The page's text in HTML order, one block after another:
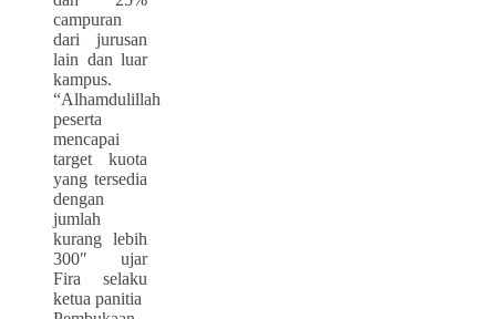
campuran
dari jurusan
lain dan luar
kampus.
“Alhamdulillah
peserta
mencapai
target kuota
yang tersedia
dengan
jumlah
kurang lebih
300″ ujar
Fira selaku
ketua panitia